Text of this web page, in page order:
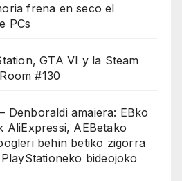
frena en seco el
PCs
GTA VI y la Steam
#130
Denboraldi amaiera: EBko
AliExpressi, AEBetako
behin betiko zigorra
bideojoko